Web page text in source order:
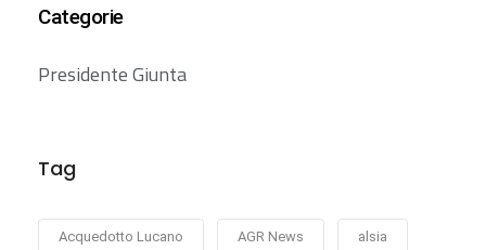
Categorie
Presidente Giunta
Tag
Acquedotto Lucano AGR News alsia